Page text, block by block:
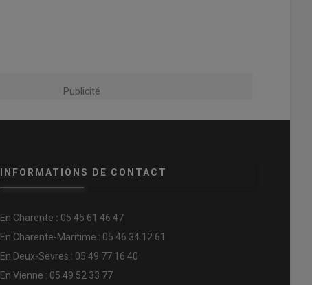
Publicité
INFORMATIONS DE CONTACT
En Charente : 05 45 61 46 47
En Charente-Maritime : 05 46 34 12 61
En Deux-Sèvres : 05 49 77 16 40
En Vienne : 05 49 52 33 77